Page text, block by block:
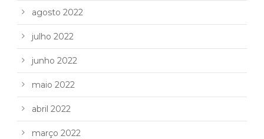
agosto 2022
julho 2022
junho 2022
maio 2022
abril 2022
março 2022